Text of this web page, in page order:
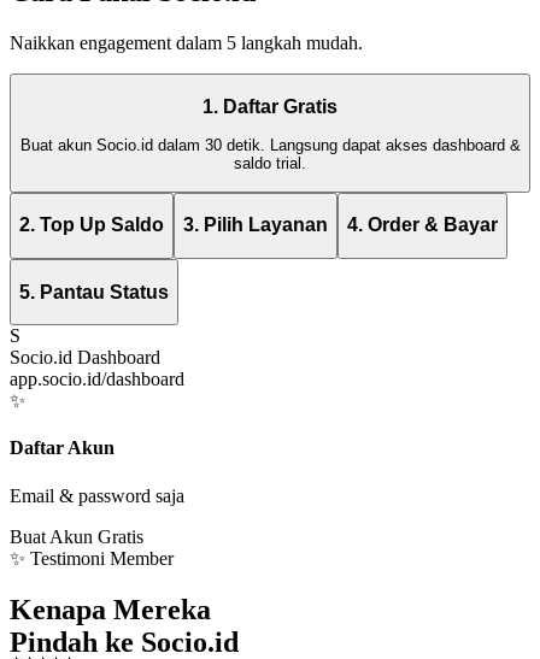
Naikkan engagement dalam 5 langkah mudah.
1. Daftar Gratis
Buat akun Socio.id dalam 30 detik. Langsung dapat akses dashboard &
saldo trial.
2. Top Up Saldo 3. Pilih Layanan 4. Order & Bayar
5. Pantau Status
S
Socio.id Dashboard
app.socio.id/dashboard
✨
Daftar Akun
Email & password saja
Buat Akun Gratis
✨ Testimoni Member
Kenapa Mereka
Pindah ke Socio.id
⭐⭐⭐⭐⭐